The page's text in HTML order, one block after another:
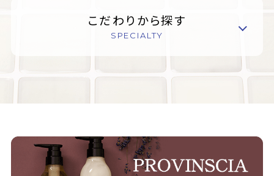
こだわりから探す
SPECIALTY